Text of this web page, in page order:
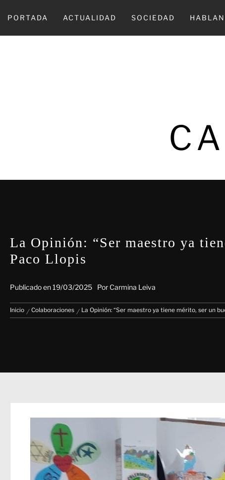
PORTADA ACTUALIDAD SOCIEDAD
La Opinión: “Ser maestro ya
Paco Llopis
Publicado en19/03/2025 Por Carmina Leiva
Inicio Colaboraciones La Opinión: “Ser maestro ya tiene mérito, ser un